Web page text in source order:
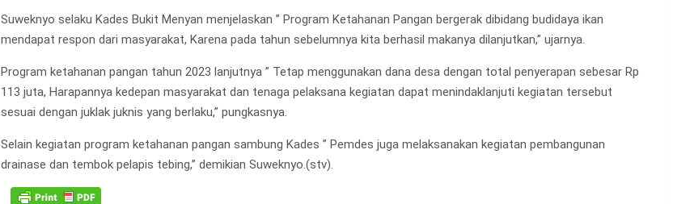
Suweknyo selaku Kades Bukit Menyan menjelaskan ” Program Ketahanan Pangan bergerak dibidang budidaya ikan
mendapat respon dari masyarakat, Karena pada tahun sebelumnya kita berhasil makanya dilanjutkan,” ujarnya.
Program ketahanan pangan tahun 2023 lanjutnya ” Tetap menggunakan dana desa dengan total penyerapan sebesar Rp
113 juta, Harapannya kedepan masyarakat dan tenaga pelaksana kegiatan dapat menindaklanjuti kegiatan tersebut
sesuai dengan juklak juknis yang berlaku,” pungkasnya.
Selain kegiatan program ketahanan pangan sambung Kades ” Pemdes juga melaksanakan kegiatan pembangunan
drainase dan tembok pelapis tebing,” demikian Suweknyo.(stv).